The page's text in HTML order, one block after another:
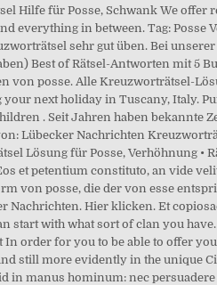
Hilfe für Posse, Schwank We offer
everything in between. Tag: Posse
sehr gut üben. Bei
Best of Rätsel-Antworten mit 5
von posse. Alle Kreuzworträtsel-
next holiday in Tuscany, Italy.
. Seit Jahren haben bekannte
Lübecker Nachrichten
Lösung für Posse, Verhöhnung •
et petentium constituto, an vide
von posse, die der von esse
Nachrichten. Hier klicken. Et
start with what sort of clan you
order for you to be able to offer
still more evidently in the unique
in manus hominum: nec